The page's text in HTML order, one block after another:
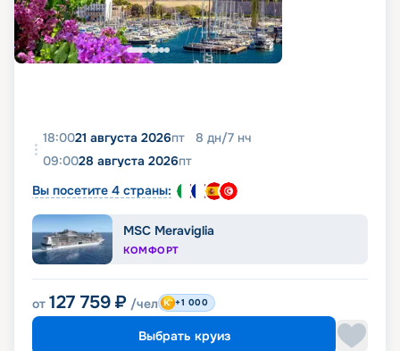
18:0021 августа 2026пт 8 дн/7 нч
09:0028 августа 2026пт
Вы посетите 4 страны:
MSC Meraviglia
КОМФОРТ
от 127 759 ₽ /чел +1 000
Выбрать круиз